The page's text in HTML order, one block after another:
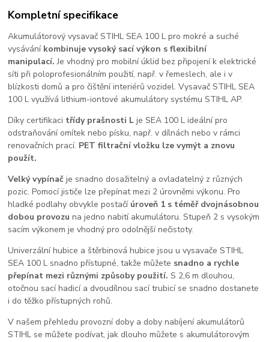
Kompletní specifikace
Akumulátorový vysavač STIHL SEA 100 L pro mokré a suché
vysáváníkombinuje vysoký sací výkon s flexibilní
manipulací.Je vhodný pro mobilní úklid bez připojení k elektrické
síti při poloprofesionálním použití, např. v řemeslech, ale i v
blízkosti domů a pro čištění interiérů vozidel. Vysavač STIHL SEA
100 L využívá lithium-iontové akumulátory systému STIHL AP.
Díky certifikaci třídy prašnosti L je SEA 100 L ideální pro
odstraňování omítek nebo písku, např. v dílnách nebo v rámci
renovačních prací. PET filtrační vložku lze vymýt a znovu
použít.
Velký vypínač je snadno dosažitelný a ovladatelný z různých
pozic. Pomocí jističe lze přepínat mezi 2 úrovněmi výkonu. Pro
hladké podlahy obvykle postačí úroveň 1 s téměř dvojnásobnou
dobou provozu na jedno nabití akumulátoru. Stupeň 2 s vysokým
sacím výkonem je vhodný pro odolnější nečistoty.
Univerzální hubice a štěrbinová hubice jsou u vysavače STIHL
SEA 100 L snadno přístupné, takže můžete snadno a rychle
přepínat mezi různými způsoby použití.S 2,6 m dlouhou,
otočnou sací hadicí a dvoudílnou sací trubicí se snadno dostanete
i do těžko přístupných rohů.
V našem přehledu provozní doby a doby nabíjení akumulátorů
STIHL se můžete podívat, jak dlouho můžete s akumulátorovým